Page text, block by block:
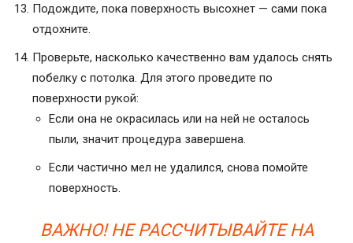
Подождите, пока поверхность высохнет — сами пока
отдохните.
Проверьте, насколько качественно вам удалось снять
побелку с потолка. Для этого проведите по
поверхности рукой:
Если она не окрасилась или на ней не осталось
пыли, значит процедура завершена.
Если частично мел не удалился, снова помойте
поверхность.
ВАЖНО! НЕ РАССЧИТЫВАЙТЕ НА